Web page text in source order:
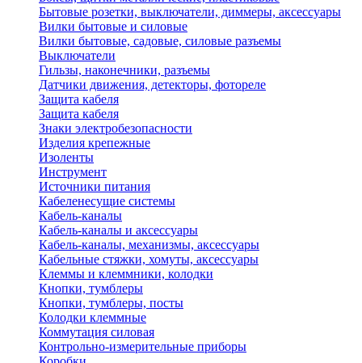
Бытовые розетки, выключатели, диммеры, аксессуары
Вилки бытовые и силовые
Вилки бытовые, садовые, силовые разъемы
Выключатели
Гильзы, наконечники, разъемы
Датчики движения, детекторы, фотореле
Защита кабеля
Защита кабеля
Знаки электробезопасности
Изделия крепежные
Изоленты
Инструмент
Источники питания
Кабеленесущие системы
Кабель-каналы
Кабель-каналы и аксессуары
Кабель-каналы, механизмы, аксессуары
Кабельные стяжки, хомуты, аксессуары
Клеммы и клеммники, колодки
Кнопки, тумблеры
Кнопки, тумблеры, посты
Колодки клеммные
Коммутация силовая
Контрольно-измерительные приборы